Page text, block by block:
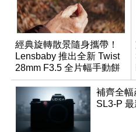
經典旋轉散景隨身攜帶！
Lensbaby 推出全新 Twist
28mm F3.5 全片幅手動餅
乾鏡
補齊全
SL3-P